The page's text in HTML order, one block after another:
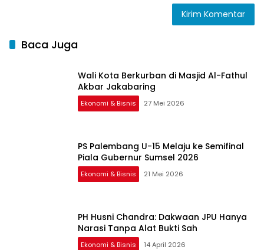
Baca Juga
Wali Kota Berkurban di Masjid Al-Fathul
Akbar Jakabaring
Ekonomi & Bisnis 27 Mei 2026
PS Palembang U-15 Melaju ke Semifinal
Piala Gubernur Sumsel 2026
Ekonomi & Bisnis 21 Mei 2026
PH Husni Chandra: Dakwaan JPU Hanya
Narasi Tanpa Alat Bukti Sah
Ekonomi & Bisnis 14 April 2026